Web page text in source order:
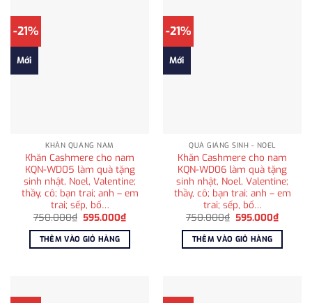
-21%
Mới
KHĂN QUÀNG NAM
Khăn Cashmere cho nam
KQN-WD05 làm quà tặng
sinh nhật, Noel, Valentine;
thầy, cô; bạn trai; anh – em
trai; sếp, bố…
750.000₫ Giá
là:
750.000₫.
595.000₫Giá
hiện
tại
595.000₫.
THÊM VÀO GIỎ HÀNG
-21%
Mới
QUÀ GIÁNG SINH - NOEL
Khăn Cashmere cho nam
KQN-WD06 làm quà tặng
sinh nhật, Noel, Valentine;
thầy, cô; bạn trai; anh – em
trai; sếp, bố…
750.000₫ Giá
là:
750.000₫.
595.000₫Giá
hiện
tại
THÊM VÀO GIỎ HÀNG